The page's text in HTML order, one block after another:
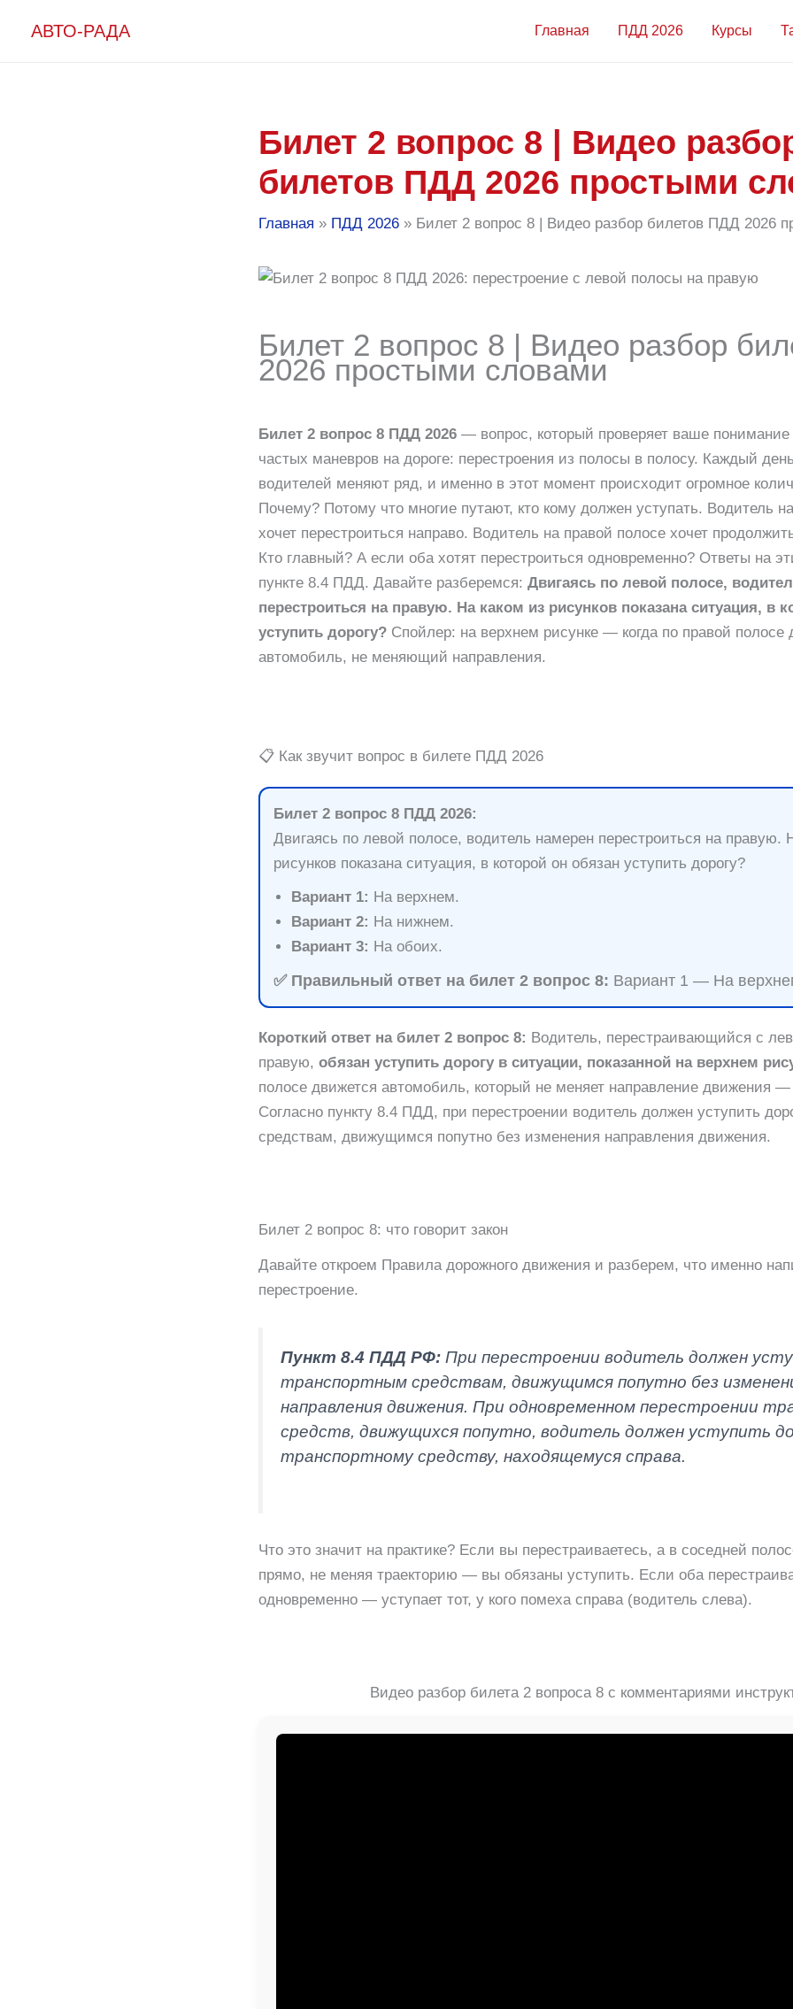
АВТО-РАДА Главная ПДД 2026 Курсы
Билет 2 вопрос 8 | Видео
билетов ПДД 2026 простыми
Главная ПДД 2026 Билет 2 вопрос 8 | Видео разбор билетов ПДД 2026
Билет 2 вопрос 8 | Видео разбор
2026 простыми словами
Билет 2 вопрос 8 ПДД 2026 — вопрос, который проверяет ваше
частых маневров на дороге: перестроения из полосы в полосу. Каждый
водителей меняют ряд, и именно в этот момент происходит огромное
Почему? Потому что многие путают, кто кому должен уступать. Водитель
хочет перестроиться направо. Водитель на правой полосе хочет
Кто главный? А если оба хотят перестроиться одновременно? Ответы на
пункте 8.4 ПДД. Давайте разберемся: Двигаясь по левой полосе,
перестроиться на правую. На каком из рисунков показана ситуация, в
уступить дорогу? Спойлер: на верхнем рисунке — когда по правой полосе
автомобиль, не меняющий направления.
📋 Как звучит вопрос в билете ПДД 2026
Билет 2 вопрос 8 ПДД 2026:
Двигаясь по левой полосе, водитель намерен перестроиться на правую.
рисунков показана ситуация, в которой он обязан уступить дорогу?
Вариант 1: На верхнем.
Вариант 2: На нижнем.
Вариант 3: На обоих.
✅ Правильный ответ на билет 2 вопрос 8: Вариант 1 — На
Короткий ответ на билет 2 вопрос 8: Водитель, перестраивающийся с
правую, обязан уступить дорогу в ситуации, показанной на верхнем
полосе движется автомобиль, который не меняет направление движения
Согласно пункту 8.4 ПДД, при перестроении водитель должен уступить
средствам, движущимся попутно без изменения направления движения.
Билет 2 вопрос 8: что говорит закон
Давайте откроем Правила дорожного движения и разберем, что именно
перестроение.
Пункт 8.4 ПДД РФ: При перестроении водитель должен
транспортным средствам, движущимся попутно без
направления движения. При одновременном перестроении
средств, движущихся попутно, водитель должен уступить
транспортному средству, находящемуся справа.
Что это значит на практике? Если вы перестраиваетесь, а в соседней
прямо, не меняя траекторию — вы обязаны уступить. Если оба
одновременно — уступает тот, у кого помеха справа (водитель слева).
Видео разбор билета 2 вопроса 8 с комментариями